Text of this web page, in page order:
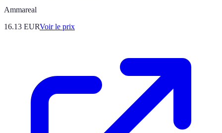
Ammareal
16.13 EURVoir le prix